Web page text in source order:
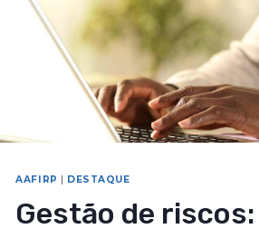
AAFIRP DESTAQUE
Gestão de